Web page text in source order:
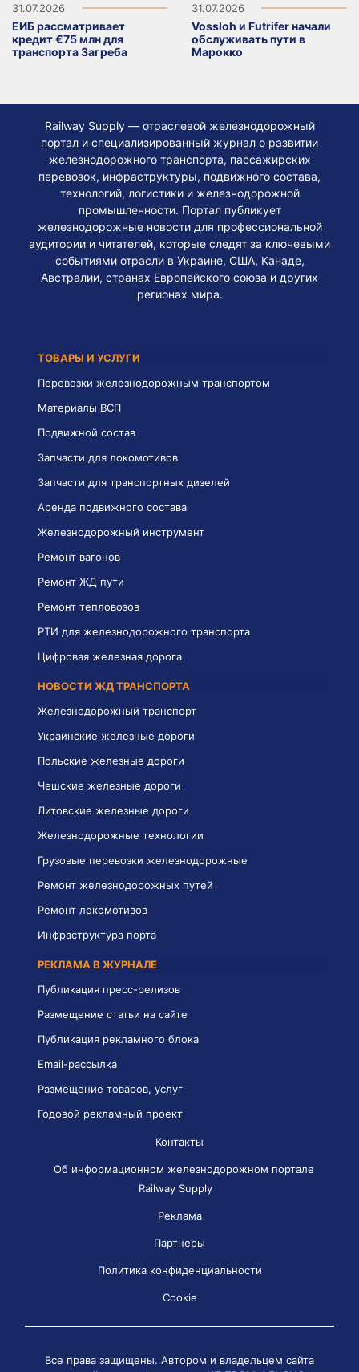
31.07.2026
ЕИБ рассматривает
кредит €75 млн для
транспорта Загреба
31.07.2026
Vossloh и Futrifer начали
обслуживать пути в
Марокко
Railway Supply — отраслевой железнодорожный
портал и специализированный журнал о развитии
железнодорожного транспорта, пассажирских
перевозок, инфраструктуры, подвижного состава,
технологий, логистики и железнодорожной
промышленности. Портал публикует
железнодорожные новости для профессиональной
аудитории и читателей, которые следят за ключевыми
событиями отрасли в Украине, США, Канаде,
Австралии, странах Европейского союза и других
регионах мира.
ТОВАРЫ И УСЛУГИ
Перевозки железнодорожным транспортом
Материалы ВСП
Подвижной состав
Запчасти для локомотивов
Запчасти для транспортных дизелей
Аренда подвижного состава
Железнодорожный инструмент
Ремонт вагонов
Ремонт ЖД пути
Ремонт тепловозов
РТИ для железнодорожного транспорта
Цифровая железная дорога
НОВОСТИ ЖД ТРАНСПОРТА
Железнодорожный транспорт
Украинские железные дороги
Польские железные дороги
Чешские железные дороги
Литовские железные дороги
Железнодорожные технологии
Грузовые перевозки железнодорожные
Ремонт железнодорожных путей
Ремонт локомотивов
Инфраструктура порта
РЕКЛАМА В ЖУРНАЛЕ
Публикация пресс-релизов
Размещение статьи на сайте
Публикация рекламного блока
Email-рассылка
Размещение товаров, услуг
Годовой рекламный проект
Контакты
Об информационном железнодорожном портале
Railway Supply
Реклама
Партнеры
Политика конфиденциальности
Cookie
Все права защищены. Автором и владельцем сайта